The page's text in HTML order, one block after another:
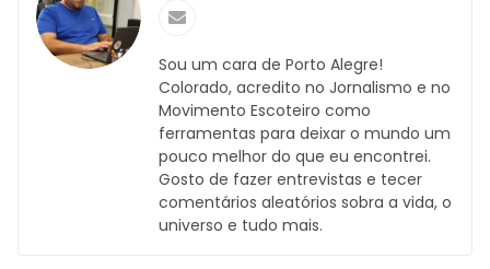
Sou um cara de Porto Alegre!
Colorado, acredito no Jornalismo e no
Movimento Escoteiro como
ferramentas para deixar o mundo um
pouco melhor do que eu encontrei.
Gosto de fazer entrevistas e tecer
comentários aleatórios sobra a vida, o
universo e tudo mais.